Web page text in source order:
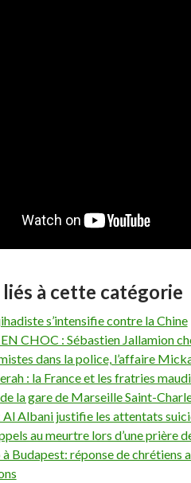
à cette catégorie
s’intensifie contre la Chine
CHOC : Sébastien Jallamion
dans la police, l’affaire
: la France et les fratries
la gare de Marseille Saint-
Al Albani justifie les attentats
au meurtre lors d’une prière
à Budapest: réponse de chrétiens